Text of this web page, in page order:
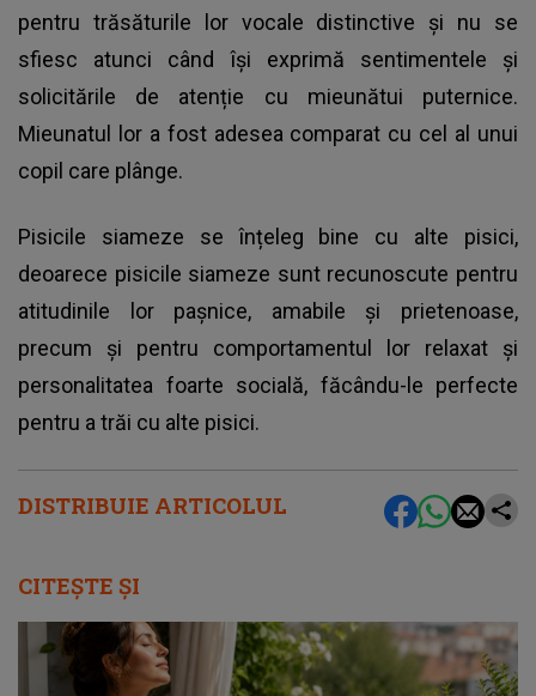
DISTRIBUIE ARTICOLUL
pentru trăsăturile lor vocale distinctive și nu se
sfiesc atunci când își exprimă sentimentele și
solicitările de atenție cu mieunătui puternice.
Mieunatul lor a fost adesea comparat cu cel al unui
copil care plânge.
Pisicile siameze se înțeleg bine cu alte pisici,
deoarece pisicile siameze sunt recunoscute pentru
atitudinile lor pașnice, amabile și prietenoase,
precum și pentru comportamentul lor relaxat și
personalitatea foarte socială, făcându-le perfecte
pentru a trăi cu alte pisici.
CITEȘTE ȘI